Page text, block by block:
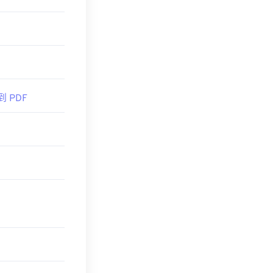
PDF